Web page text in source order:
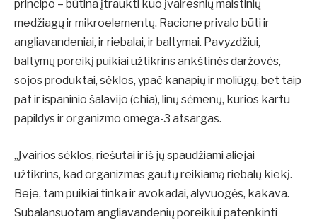
principo – būtina įtraukti kuo įvairesnių maistinių
medžiagų ir mikroelementų. Racione privalo būti ir
angliavandeniai, ir riebalai, ir baltymai. Pavyzdžiui,
baltymų poreikį puikiai užtikrins ankštinės daržovės,
sojos produktai, sėklos, ypač kanapių ir moliūgų, bet taip
pat ir ispaninio šalavijo (chia), linų sėmenų, kurios kartu
papildys ir organizmo omega-3 atsargas.
„Įvairios sėklos, riešutai ir iš jų spaudžiami aliejai
užtikrins, kad organizmas gautų reikiamą riebalų kiekį.
Beje, tam puikiai tinka ir avokadai, alyvuogės, kakava.
Subalansuotam angliavandenių poreikiui patenkinti